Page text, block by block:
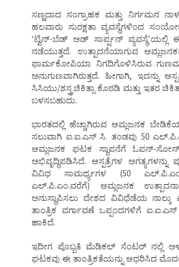
ಸಣ್ಣದಾದ ಸಂಗ್ರಾಹಕ ಮತ್ತು ನಿರ್ಗಮನ
ಹಲವಾರು ಸುರಕ್ಷತಾ ವ್ಯವಸ್ಥೆಗಳಿಂದ
‘ಟ್ವಿನ್-ಬೆಡ್ ಅಡ್ ಸಾರ್ಪ್ಷನ್ ವ್ಯವಸ್ಥೆ’ಯಲ್ಲಿ ಈ
ನಡೆಯುತ್ತದೆ. ಉತ್ಪಾದನೆಯಾಗುವ
ಫಾರ್ಮಕೋಪಿಯಾ ನಿಗದಿಗೊಳಿಸಿರುವ
ಅನುಗುಣವಾಗಿರುತ್ತದೆ. ಹೀಗಾಗಿ, ಇದನ್ನು
ಸಿಸಿಯು/ಶಸ್ತ್ರಚಿಕಿತ್ಸಾ ಕೊಠಡಿ ಮತ್ತು ಇತರ
ಬಳಸಬಹುದು.
ಭಾರತದಲ್ಲಿ ಹೆಚ್ಚಾಗಿರುವ ಆಮ್ಲಜನಕ
ಸಲುವಾಗಿ ಐ.ಐ.ಎಸ್ ಸಿ. ತಂಡವು 50
ಆಮ್ಲಜನಕ ಘಟಕ ಸ್ಥಾಪನೆಗೆ ಓಪನ್-ಸೋರ್ಸ್
ಅಭಿವೃದ್ಧಿಪಡಿಸಿದೆ. ಆಸ್ಪತ್ರೆಗಳ ಅಗತ್ಯಗಳನ್ನು
ವಿವಿಧ ಸಾಮರ್ಥ್ಯಗಳ (50
ಎಲ್.ಪಿ.ಎಂ.ವರೆಗೆ) ಆಮ್ಲಜನಕ
ಅನುಸ್ಥಾಪಿಸಲು ದೇಶದ ವಿವಿಧೆಡೆಯ ನಾಲ್ಕು
ತಾಂತ್ರಿಕ ವರ್ಗಾವಣೆ ಒಪ್ಪಂದಗಳಿಗೆ
ಹಾಕಿದೆ.
ಇದೀಗ ಪೊಬ್ಬತಿ ಮೆಡಿಕಲ್ ಸೆಂಟರ್ ನಲ್ಲಿ
ಘಟಕವು ಈ ತಾಂತ್ರಿಕತೆಯನ್ನು ಆಧರಿಸಿದ